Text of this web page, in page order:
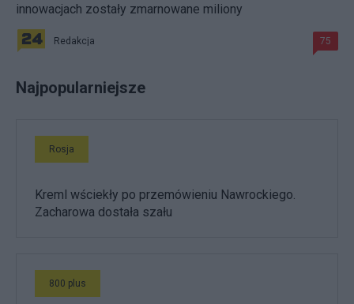
innowacjach zostały zmarnowane miliony
Redakcja 75
Najpopularniejsze
Rosja
Kreml wściekły po przemówieniu Nawrockiego.
Zacharowa dostała szału
800 plus